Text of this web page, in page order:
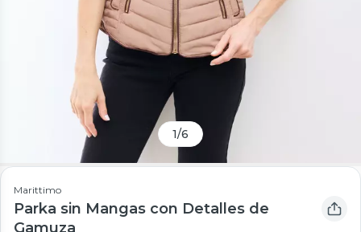
1/6
Marittimo
Parka sin Mangas con Detalles de
Gamuza